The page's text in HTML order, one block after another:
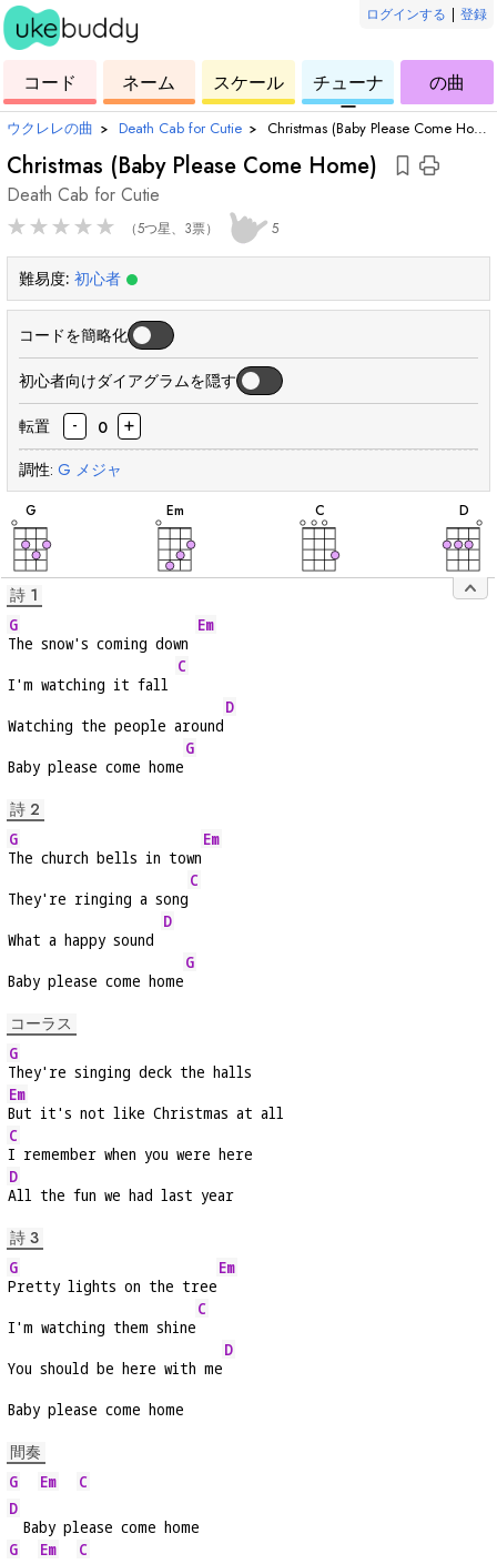
ログインする | 登録
ク
レ
レ
コード
コ
ー
ド
ネーム
ウ
ク
レ
レ
スケール
ク
レ
レ
チューナ
ー
ウ
ク
レ
レ
の曲
ウクレレの曲 › Death Cab for Cutie › Christmas (Baby Please Come Home)
Christmas (Baby Please Come Home)
ー
ド
Death Cab for Cutie
★ ★ ★ ★ ★ （5つ星、3票） 5
難易度: 初心者
コードを簡略化
初心者向けダイアグラムを隠す
転置 - 0 +
調性: G メジャ
G
和
Em
和
C
和
D
和
詩 1
G
The snow's coming down
Em
I'm watching it fall
C
Watching the people around
D
Baby please come home
G
詩 2
G
The church bells in town
Em
They're ringing a song
C
What a happy sound
D
Baby please come home
G
コーラス
G
They're singing deck the halls
Em
But it's not like Christmas at all
C
I remember when you were here
D
All the fun we had last year
詩 3
G
Pretty lights on the tree
Em
I'm watching them shine
C
You should be here with me
D
Baby please come home
間奏
G Em
C
D
  Baby please come home
G
Em
C